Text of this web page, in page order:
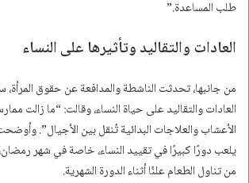
طلب المساعدة.”
العادات والتقاليد وتأثيرها على النساء
من جانبها، تحدثت الناشطة والمدافعة عن حقوق المرأة،
العادات والتقاليد على حياة النساء، وقالت: “ما زالت
الأعشاب والعلاجات البدائية تُنقل بين الأجيال”.
يلعب دورًا كبيرًا في تقييد النساء، خاصة في شهر
من تناول الطعام علنًا أثناء الدورة الشهرية.